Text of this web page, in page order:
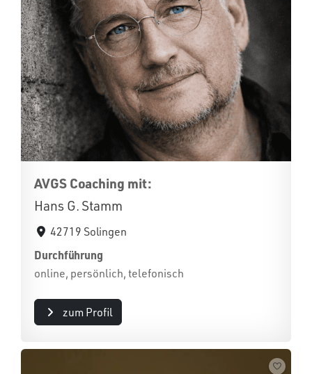
AVGS Coaching mit:
Hans G. Stamm
42719 Solingen
Durchführung
online, persönlich, telefonisch
zum Profil